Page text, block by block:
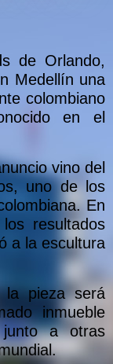
de Orlando,
Medellín una
colombiano
en el
vino del
uno de los
En
resultados
a la escultura
la pieza será
inmueble
junto a otras